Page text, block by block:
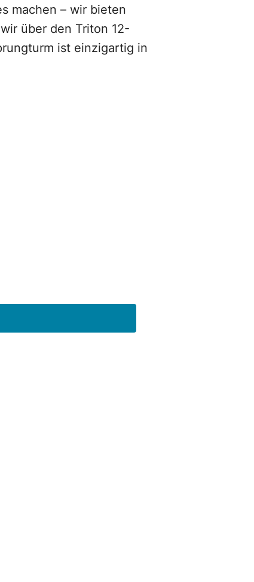
machen – wir bieten
über den Triton 12-
ist einzigartig in